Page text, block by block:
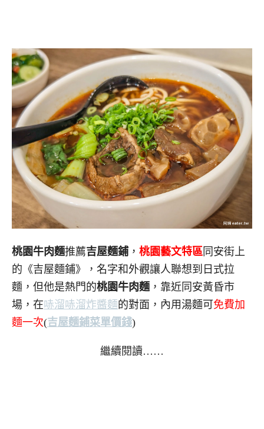
桃園牛肉麵推薦吉屋麵鋪 ， 桃園藝文特區同安街上
的《吉屋麵鋪》，名字和外觀讓人聯想到日式拉
麵，但他是熱門的桃園牛肉麵 ，靠近同安黃昏市
場，在哧溜哧溜炸醬麵的對面，內用湯麵可免費加
麵一次(吉屋麵鋪菜單價錢)
繼續閱讀……